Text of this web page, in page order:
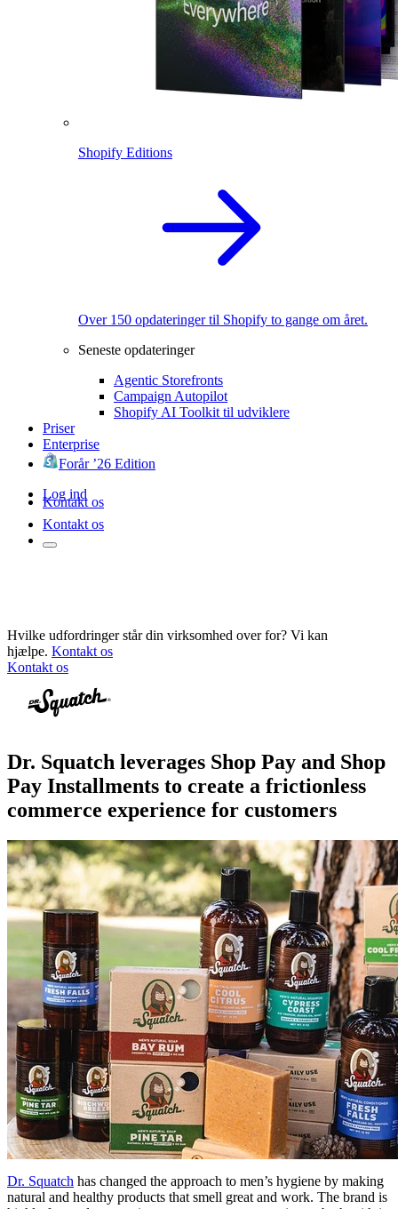
Shopify Editions
Over 150 opdateringer til Shopify to gange om året.
Seneste opdateringer
Agentic Storefronts
Campaign Autopilot
Shopify AI Toolkit til udviklere
Priser
Enterprise
Forår ’26 Edition
Log ind
Kontakt os
Kontakt os
Hvilke udfordringer står din virksomhed over for? Vi kan
hjælpe. Kontakt os
Kontakt os
Dr. Squatch leverages Shop Pay and Shop
Pay Installments to create a frictionless
commerce experience for customers
Dr. Squatch has changed the approach to men’s hygiene by making
natural and healthy products that smell great and work. The brand is